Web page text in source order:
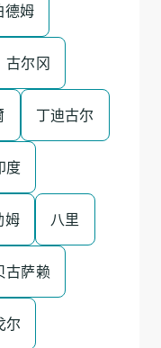
德姆
古尔冈
丁迪古尔
度
姆 八里
古萨赖
尔